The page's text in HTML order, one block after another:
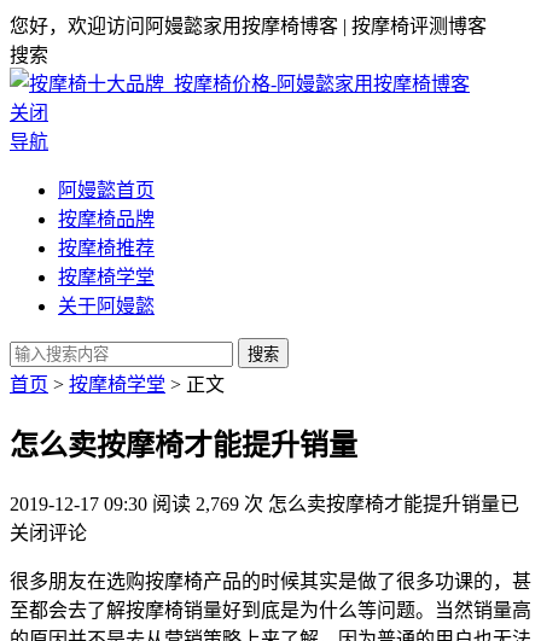
您好，欢迎访问阿嫚懿家用按摩椅博客 | 按摩椅评测博客
搜索
关闭
导航
阿嫚懿首页
按摩椅品牌
按摩椅推荐
按摩椅学堂
关于阿嫚懿
搜索
首页 > 按摩椅学堂 > 正文
怎么卖按摩椅才能提升销量
2019-12-17 09:30 阅读 2,769 次 怎么卖按摩椅才能提升销量已
关闭评论
很多朋友在选购按摩椅产品的时候其实是做了很多功课的，甚
至都会去了解按摩椅销量好到底是为什么等问题。当然销量高